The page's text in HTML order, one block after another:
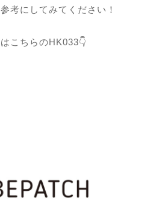
考にしてみてください！
こちらのHK033👇